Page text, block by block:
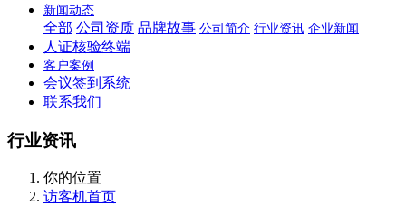
新闻动态
全部 公司资质 品牌故事 公司简介 行业资讯 企业新闻
人证核验终端
客户案例
会议签到系统
联系我们
行业资讯
你的位置
访客机首页